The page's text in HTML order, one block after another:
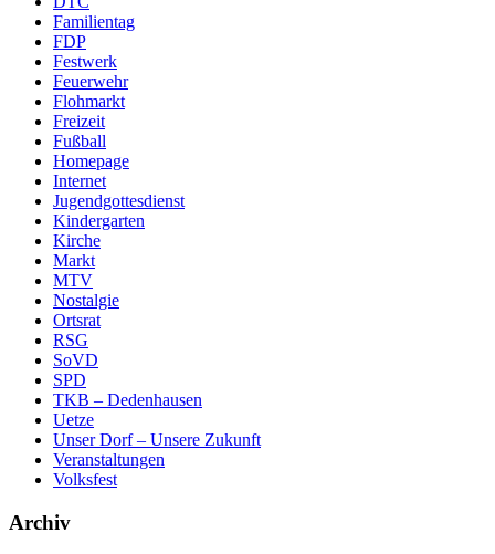
Familientag
FDP
Festwerk
Feuerwehr
Flohmarkt
Freizeit
Fußball
Homepage
Internet
Jugendgottesdienst
Kindergarten
Kirche
Markt
MTV
Nostalgie
Ortsrat
RSG
SoVD
SPD
TKB – Dedenhausen
Uetze
Unser Dorf – Unsere Zukunft
Veranstaltungen
Volksfest
Archiv